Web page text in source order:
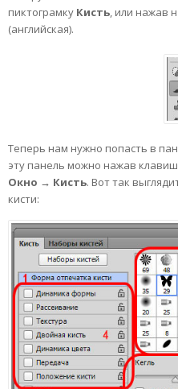
пиктограмку Кисть, или нажав
(английская).
Теперь нам нужно попасть в
эту панель можно нажав
Окно → Кисть. Вот так
кисти: